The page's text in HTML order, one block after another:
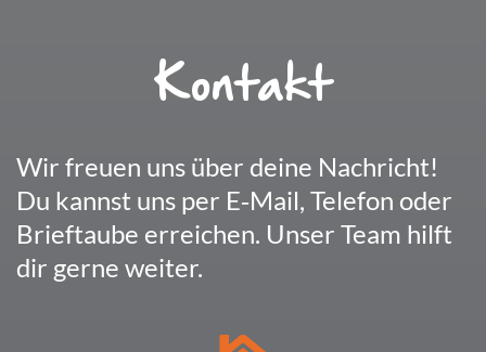
Kontakt
Wir freuen uns über deine Nach­richt!
Du kannst uns per E‑Mail, Telefon oder
Brief­taube errei­chen. Unser Team hilft
dir gerne weiter.